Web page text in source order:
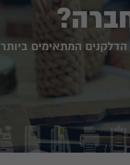
המתאימים ביותר